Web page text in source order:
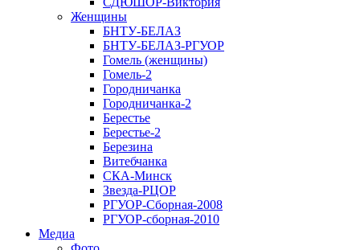
Женщины
БНТУ-БЕЛАЗ
БНТУ-БЕЛАЗ-РГУОР
Гомель (женщины)
Гомель-2
Городничанка
Городничанка-2
Берестье
Берестье-2
Березина
Витебчанка
СКА-Минск
Звезда-РЦОР
РГУОР-Сборная-2008
РГУОР-сборная-2010
Медиа